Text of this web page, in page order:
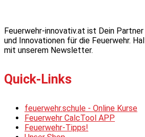
Feuerwehr-innovativ.at ist Dein
und Innovationen für die Feuerwehr.
mit unserem Newsletter.
Quick-Links
feuerwehr.schule - Online Kurse
Feuerwehr CalcTool APP
Feuerwehr-Tipps!